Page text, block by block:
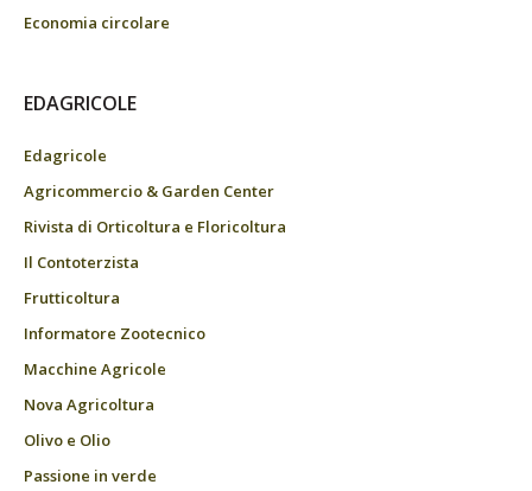
Economia circolare
EDAGRICOLE
Edagricole
Agricommercio & Garden Center
Rivista di Orticoltura e Floricoltura
Il Contoterzista
Frutticoltura
Informatore Zootecnico
Macchine Agricole
Nova Agricoltura
Olivo e Olio
Passione in verde